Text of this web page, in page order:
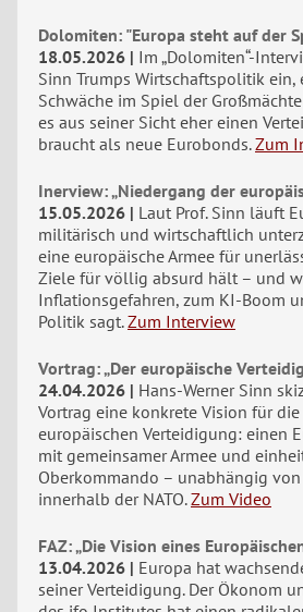
Dolomiten: "Europa steht auf der
18.05.2026
Im „Dolomiten“-
Sinn Trumps Wirtschaftspolitik ein,
Schwäche im Spiel der
es aus seiner Sicht eher einen
braucht als neue Eurobonds. Zum
Inerview: „Niedergang der
15.05.2026
Laut Prof. Sinn läuft
militärisch und wirtschaftlich
eine europäische Armee für
Ziele für völlig absurd hält – und
Inflationsgefahren, zum KI-Boom
Politik sagt. Zum Interview
Vortrag: „Der europäische
24.04.2026
Hans-Werner Sinn
Vortrag eine konkrete Vision für
europäischen Verteidigung: einen
mit gemeinsamer Armee und
Oberkommando – unabhängig von
innerhalb der NATO. Zum Video
FAZ: „Die Vision eines
13.04.2026
Europa hat
seiner Verteidigung. Der Ökonom